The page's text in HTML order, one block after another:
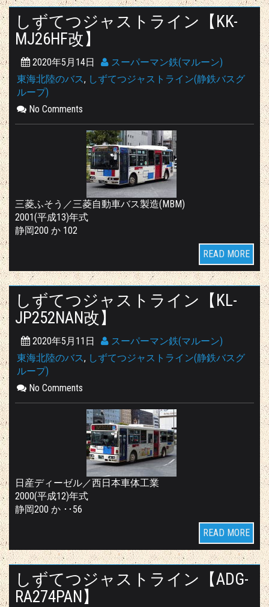
しずてつジャストライン【KK-
MJ26HF改】
2020年5月14日
スーパーマン鉄(マルーン)
東海北陸のバス, しずてつジャストライン(静鉄バスグ
ループ)
No Comments
三菱ふそう／三菱自動車バス製造(MBM)
2001(平成13)年式
静岡200 か 102
READ MORE
しずてつジャストライン【KL-
JP252NAN改】
2020年5月11日
スーパーマン鉄(マルーン)
東海北陸のバス, しずてつジャストライン(静鉄バスグ
ループ)
No Comments
日産ディーゼル／西日本車体工業
2000(平成12)年式
静岡200 か ･･56
READ MORE
しずてつジャストライン【ADG-
RA274PAN】